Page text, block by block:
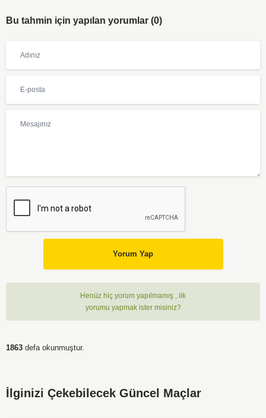
Bu tahmin için yapılan yorumlar (0)
Yorum Yap
Henüz hiç yorum yapılmamış , ilk
yorumu yapmak ister misiniz?
1863 defa okunmuştur.
İlginizi Çekebilecek Güncel Maçlar